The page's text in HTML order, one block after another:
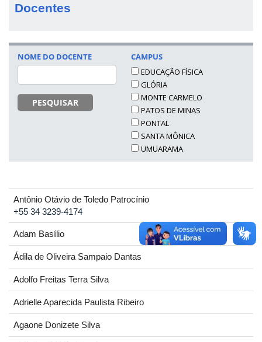
Docentes
NOME DO DOCENTE
PESQUISAR
CAMPUS
EDUCAÇÃO FÍSICA
GLÓRIA
MONTE CARMELO
PATOS DE MINAS
PONTAL
SANTA MÔNICA
UMUARAMA
Antônio Otávio de Toledo Patrocínio
+55 34 3239-4174
Adam Basílio
Ádila de Oliveira Sampaio Dantas
Adolfo Freitas Terra Silva
Adrielle Aparecida Paulista Ribeiro
Agaone Donizete Silva